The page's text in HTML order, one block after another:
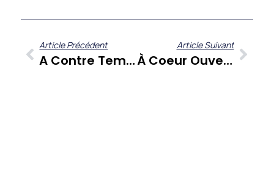
Article Précédent
A Contre Temps : Gérard Dorwling Carter Et Ses Chroniqueurs Analysent L’actualité Des Antilles-Guyane
Article Suivant
À Coeur Ouvert Avec OBA : L’artiste David Obadia Entre Spiritualité Yoruba Et Engagement Musical